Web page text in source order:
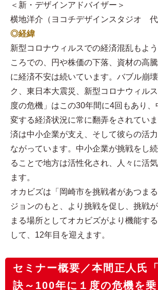
＜新・デザインアドバイザー＞
横地洋介（ヨコチデザインスタジオ 代
◎経緯
新型コロナウィルスでの経済混乱もよ
ころでの、円や株価の下落、資材の高
に経済不安は続いています。バブル崩
ク、東日本大震災、新型コロナウィル
度の危機」はこの30年間に4回もあり
変する経済状況に常に翻弄をされてい
済は中小企業が支え、そして彼らの活
ながっています。中小企業が挑戦をし
ることで地方は活性化され、人々に活
ます。
オカビズは「岡崎市を挑戦者があつま
ジョンのもと、より挑戦を促し、挑戦
まる場所としてオカビズがより機能す
して、12年目を迎えます。
セミナー概要／本間正人氏
訣～100年に１度の危機を